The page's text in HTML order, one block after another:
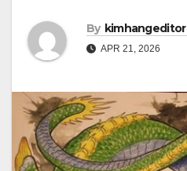
By kimhangeditor
APR 21, 2026